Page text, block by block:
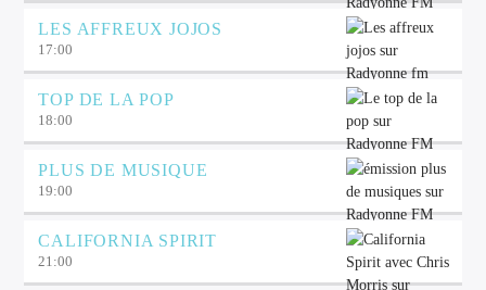
LES AFFREUX JOJOS
17:00
TOP DE LA POP
18:00
PLUS DE MUSIQUE
19:00
CALIFORNIA SPIRIT
21:00